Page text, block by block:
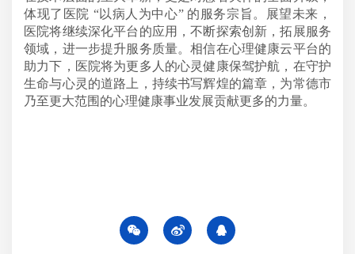
体现了医院 “以病人为中心” 的服务宗旨。展望未来，
医院将继续深化平台的应用，不断探索创新，拓展服务
领域，进一步提升服务质量。相信在心理健康云平台的
助力下，医院将为更多人的心灵健康保驾护航，在守护
生命与心灵的道路上，持续书写辉煌的篇章，为常德市
乃至更大范围的心理健康事业发展贡献更多的力量。